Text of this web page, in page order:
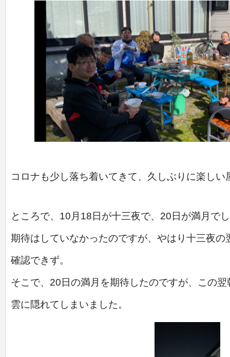
コロナも少し落ち着いてきて、久しぶりに楽し
ところで、10月18日が十三夜で、20日が満月で
期待はしていなかったのですが、やはり十三夜の
確認できず。
そこで、20日の満月を期待したのですが、この
雲に隠れてしまいました。